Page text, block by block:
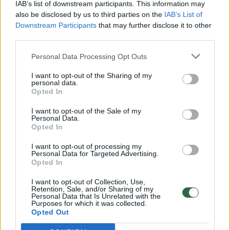
IAB’s list of downstream participants. This information may
also be disclosed by us to third parties on the IAB’s List of
Downstream Participants that may further disclose it to other
Personal Data Processing Opt Outs
I want to opt-out of the Sharing of my
personal data.
Opted In
I want to opt-out of the Sale of my
Personal Data.
Opted In
I want to opt-out of processing my
Personal Data for Targeted Advertising.
Opted In
I want to opt-out of Collection, Use,
Retention, Sale, and/or Sharing of my
Personal Data that Is Unrelated with the
Purposes for which it was collected.
Opted Out
vaiko gyvybių išgelbėti nepavyko
Žinios | Lietuvos diena
00:00:57
32 laipsnių šilumos
Žinios | Orai
Nufilmavo, kaip patvino Vilniaus Vakarinis aplinkkelis:
vaizdas pribloškia
Žinios | Lietuvos diena
00:15:54
V. Zalužno pasisakymą laiko bandymu įsitvirtinti
Ukrainos politikoje: jis yra neteisus
Laidos | Nauja diena